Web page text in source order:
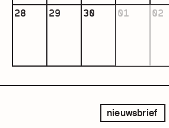
28 29 30 01 02
nieuwsbrief